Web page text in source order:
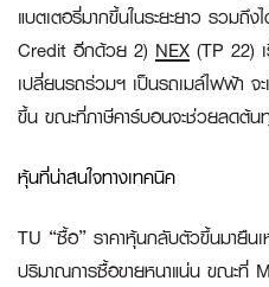
แบตเตอรี่มากขึ้นในระยะยาว รวมถึ
Credit อีกด้วย 2) NEX (TP 22)
เปลี่ยนรถร่วมฯ เป็นรถเมล์ไฟฟ้า
ขึ้น ขณะที่ภาษีคาร์บอนจะช่วยลดต้น
หุ้นที่น่าสนใจทางเทคนิค
TU “ซื้อ” ราคาหุ้นกลับตัวขึ้นมายืน
ปริมาณการซื้อขายหนาแน่น ขณะที่